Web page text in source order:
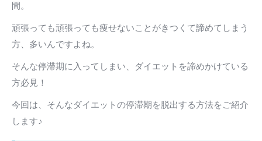
間。
頑張っても頑張っても痩せないことがきつくて諦めてしまう
方、多いんですよね。
そんな停滞期に入ってしまい、ダイエットを諦めかけている
方必見！
今回は、そんなダイエットの停滞期を脱出する方法をご紹介
します♪